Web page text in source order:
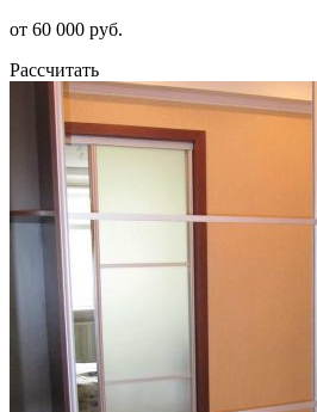
от 60 000 руб.
Рассчитать